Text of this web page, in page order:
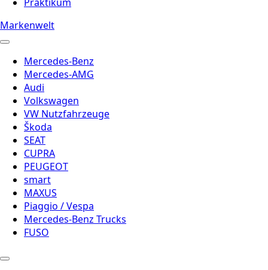
Markenwelt
Mercedes-Benz
Mercedes-AMG
Audi
Volkswagen
VW Nutzfahrzeuge
Škoda
SEAT
CUPRA
PEUGEOT
smart
MAXUS
Piaggio / Vespa
Mercedes-Benz Trucks
FUSO